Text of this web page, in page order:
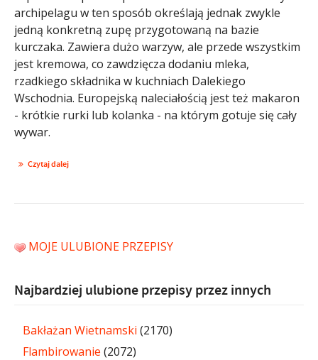
archipelagu w ten sposób określają jednak zwykle
jedną konkretną zupę przygotowaną na bazie
kurczaka. Zawiera dużo warzyw, ale przede wszystkim
jest kremowa, co zawdzięcza dodaniu mleka,
rzadkiego składnika w kuchniach Dalekiego
Wschodnia. Europejską naleciałością jest też makaron
- krótkie rurki lub kolanka - na którym gotuje się cały
wywar.
Czytaj dalej
MOJE ULUBIONE PRZEPISY
Najbardziej ulubione przepisy przez innych
Bakłażan Wietnamski (2170)
Flambirowanie (2072)